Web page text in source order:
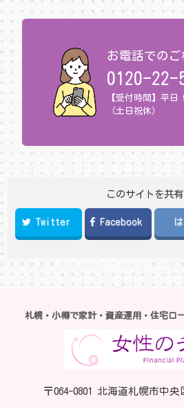
お電話での
0120-22-
【受付時間】平日
（土日祝休）
このサイトを共
Twitter Facebook
札幌・小樽で家計・資産運用・住宅ロ
〒064-0801 北海道札幌市中央